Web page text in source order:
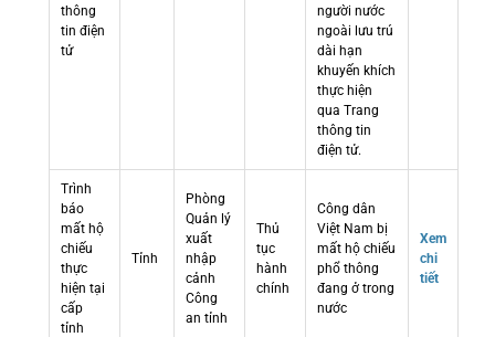
thông
tin điện
tử
người nước
ngoài lưu trú
dài hạn
khuyến khích
thực hiện
qua Trang
thông tin
điện tử.
Trình
báo
mất hộ
chiếu
thực
hiện tại
cấp
tỉnh
Tỉnh
Phòng
Quản lý
xuất
nhập
cảnh
Công
an tỉnh
Thủ
tục
hành
chính
Công dân
Việt Nam bị
mất hộ chiếu
phổ thông
đang ở trong
nước
Xem
chi
tiết